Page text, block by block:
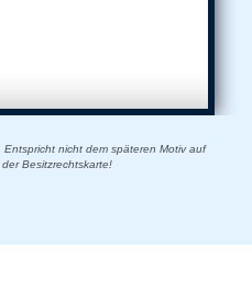
nicht dem späteren Motiv auf
Besitzrechtskarte!